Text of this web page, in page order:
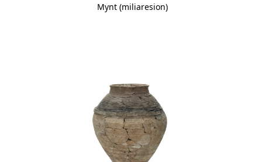
Mynt (miliaresion)